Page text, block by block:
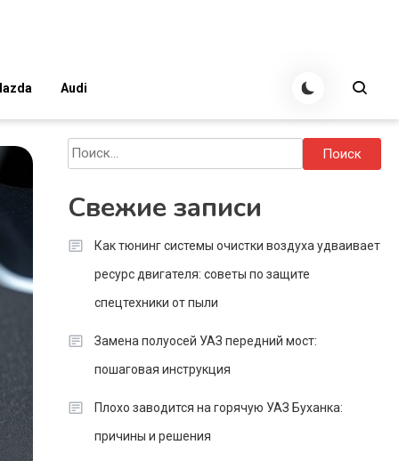
Audi
Найти:
Свежие записи
Как тюнинг системы очистки воздуха удваивает
ресурс двигателя: советы по защите
спецтехники от пыли
Замена полуосей УАЗ передний мост:
пошаговая инструкция
Плохо заводится на горячую УАЗ Буханка:
причины и решения